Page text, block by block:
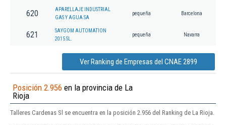
620
APARELLAJE INDUSTRIAL
GAS Y AGUA SA
pequeña Barcelona
621
SAYGOM AUTOMATION
2015 SL.
pequeña Navarra
Ver Ranking de Empresas del CNAE 2899
Posición 2.956 en la provincia de La
Rioja
Talleres Cardenas Sl se encuentra en la posición 2.956 del Ranking de La Rioja.